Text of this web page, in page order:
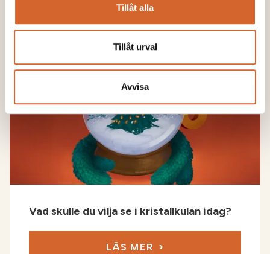
Tillåt alla
Tillåt urval
Avvisa
Vad skulle du vilja se i kristallkulan idag?
LÄS MER